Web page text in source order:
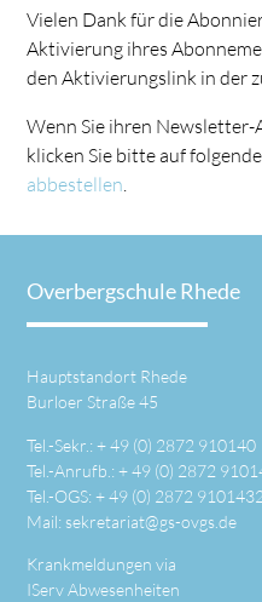
Vielen Dank für die
Aktivierung ihres
den Aktivierungslink in der
Wenn Sie ihren
klicken Sie bitte auf
abbestellen
Overbergschule Rhede
Hauptstandort Rhede
Burloer Straße 45
Tel.-Sekr.: +49 (0) 2872 910140
Tel.-Anrufb.: +49 (0) 2872
Tel.-OGS: +49 (0) 2872 9101432
Mail: sekretariat@gs-ovgs.de
Krankmeldungen via
IServ Abwesenheiten